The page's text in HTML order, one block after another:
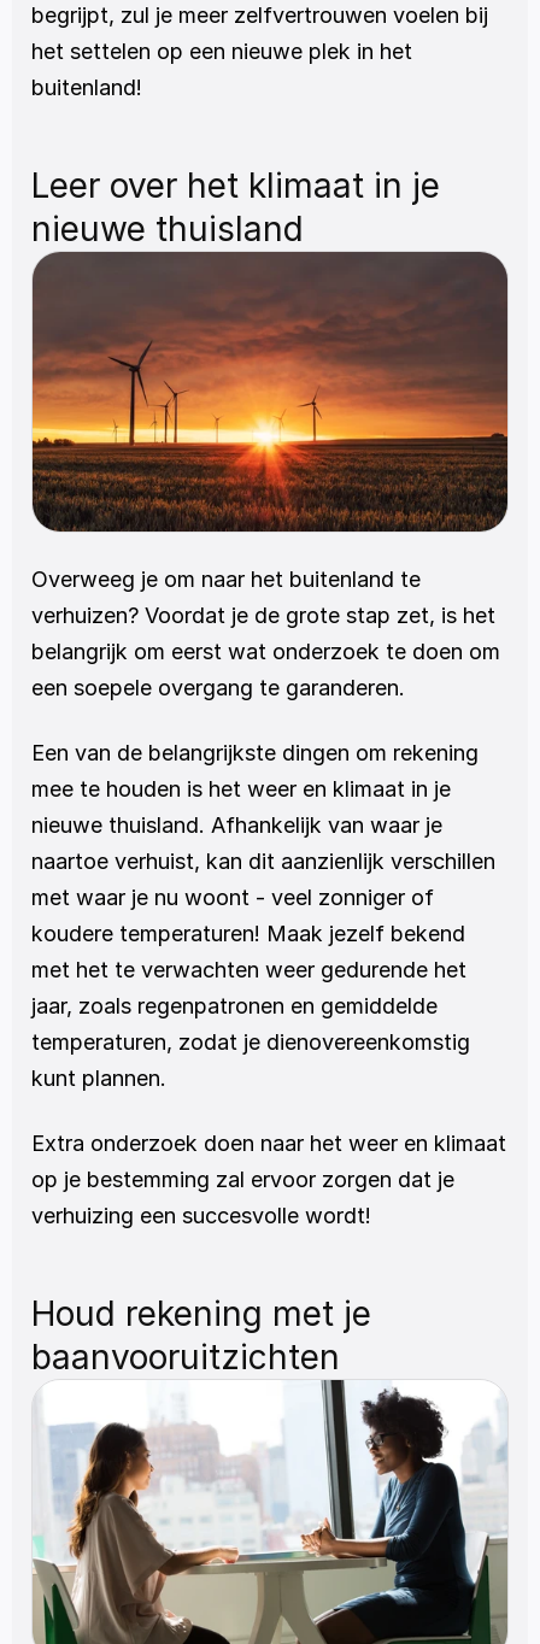
begrijpt, zul je meer zelfvertrouwen voelen bij
het settelen op een nieuwe plek in het
buitenland!
Leer over het klimaat in je
nieuwe thuisland
Overweeg je om naar het buitenland te
verhuizen? Voordat je de grote stap zet, is het
belangrijk om eerst wat onderzoek te doen om
een soepele overgang te garanderen.
Een van de belangrijkste dingen om rekening
mee te houden is het weer en klimaat in je
nieuwe thuisland. Afhankelijk van waar je
naartoe verhuist, kan dit aanzienlijk verschillen
met waar je nu woont - veel zonniger of
koudere temperaturen! Maak jezelf bekend
met het te verwachten weer gedurende het
jaar, zoals regenpatronen en gemiddelde
temperaturen, zodat je dienovereenkomstig
kunt plannen.
Extra onderzoek doen naar het weer en klimaat
op je bestemming zal ervoor zorgen dat je
verhuizing een succesvolle wordt!
Houd rekening met je
baanvooruitzichten